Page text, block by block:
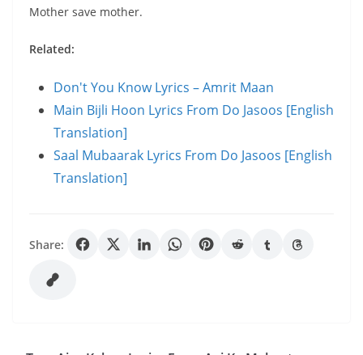
Mother save mother.
Related:
Don't You Know Lyrics – Amrit Maan
Main Bijli Hoon Lyrics From Do Jasoos [English
Translation]
Saal Mubaarak Lyrics From Do Jasoos [English
Translation]
Share: